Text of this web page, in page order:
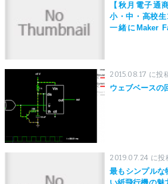
【秋月電子通
小・中・高校
一緒にMaker
2015.08.17 に投
ウェブベースの
2019.07.24 に投
最もシンプルな